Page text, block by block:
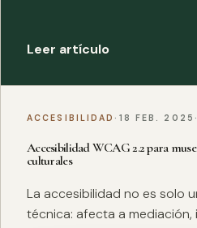
Leer artículo
ACCESIBILIDAD · 18 FEB. 2025 ·
Accesibilidad WCAG 2.2 para
culturales
La accesibilidad no es solo
técnica: afecta a